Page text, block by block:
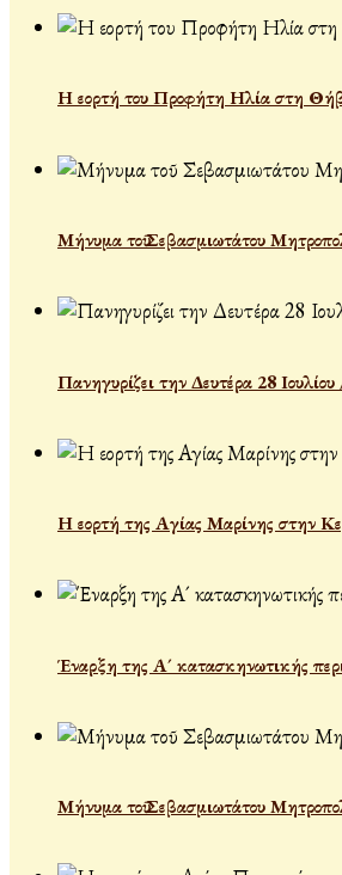
Η εορτή του Προφήτη Ηλία στη
Μήνυμα τοῦ Σεβασμιωτάτου
Πανηγυρίζει την Δευτέρα 28
Η εορτή της Αγίας Μαρίνης στην
Έναρξη της Α´ κατασκηνωτικής
Μήνυμα τοῦ Σεβασμιωτάτου